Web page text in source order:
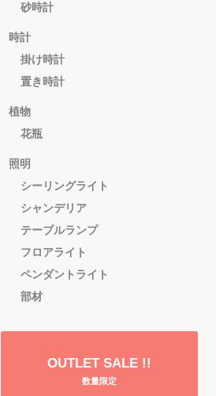
砂時計
時計
掛け時計
置き時計
植物
花瓶
照明
シーリングライト
シャンデリア
テーブルランプ
フロアライト
ペンダントライト
部材
OUTLET SALE !!
数量限定